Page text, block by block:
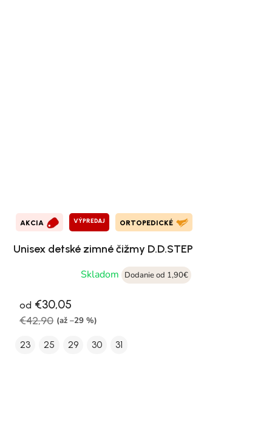
AKCIA VÝPREDAJ ORTOPEDICKÉ
Unisex detské zimné čižmy D.D.STEP
Skladom
Dodanie od 1,90€
od €30,05
€42,90 (až –29 %)
23 25 29 30 31